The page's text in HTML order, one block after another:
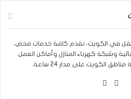
في الكويت، نقدم كافة خدمات فحص،
وشبكة كهرباء المنازل وأماكن العمل.
الكويت على مدار 24 ساعة.
واتساب